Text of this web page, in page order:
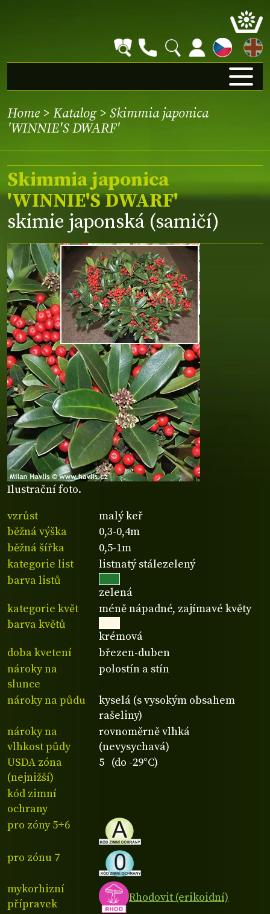
EN
Home > Katalog> Skimmia japonica
'WINNIE'S DWARF'
Ilustrační foto.
Skimmia japonica
'WINNIE'S DWARF'
skimie japonská (samičí)
vzrůst
malý keř
běžná výška
0,3-0,4m
běžná šířka
0,5-1m
kategorie list
listnatý stálezelený
barva listů
zelená
kategorie květ
méně nápadné, zajímavé květy
barva květů
krémová
doba kvetení
březen-duben
nároky na
slunce
polostín a stín
nároky na půdu
kyselá (s vysokým obsahem
rašeliny)
nároky na
vlhkost půdy
rovnoměrně vlhká
(nevysychavá)
USDA zóna
(nejnižší)
5 (do -29°C)
kód zimní
ochrany
pro zóny 5+6
pro zónu 7
mykorhizní
přípravek
Rhodovit (erikoidní)